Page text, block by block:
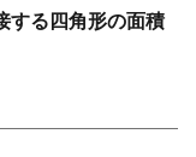
する四角形の面積